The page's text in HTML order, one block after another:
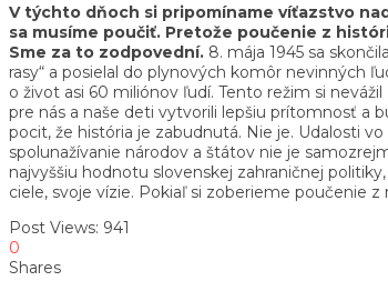
V týchto dňoch si pripomíname víťazstvo
sa musíme poučiť. Pretože poučenie z
Sme za to zodpovední. 8. mája 1945 sa
rasy“ a posielal do plynových komôr nevinných
o život asi 60 miliónov ľudí. Tento režim si
pre nás a naše deti vytvorili lepšiu prítomnosť a
pocit, že história je zabudnutá. Nie je. Udalosti
spolunažívanie národov a štátov nie je
najvyššiu hodnotu slovenskej zahraničnej
ciele, svoje vízie. Pokiaľ si zoberieme poučenie
Post Views: 941
0
Shares